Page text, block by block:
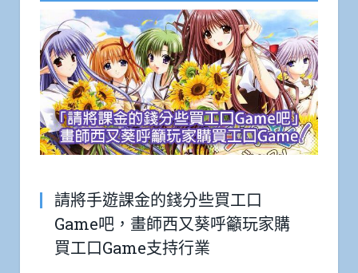
請將手遊課金的錢分些買工口
Game吧，畫師西又葵呼籲玩家購
買工口Game支持行業